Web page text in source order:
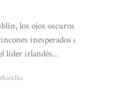
los ojos oscuros de
inesperados de la
líder irlandés...